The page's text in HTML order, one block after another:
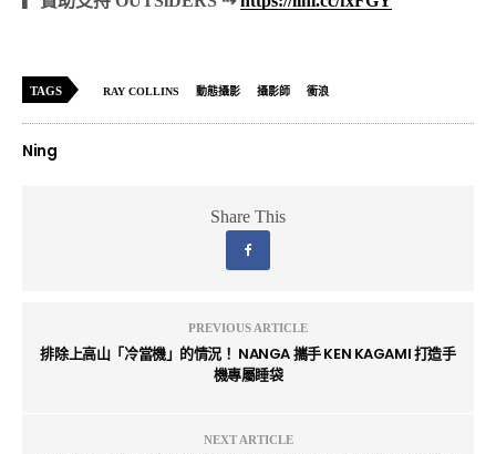
TAGS RAY COLLINS 動態攝影 攝影師 衝浪
Ning
Share This
PREVIOUS ARTICLE
排除上高山「冷當機」的情況！ NANGA 攜手 KEN KAGAMI 打造手
機專屬睡袋
NEXT ARTICLE